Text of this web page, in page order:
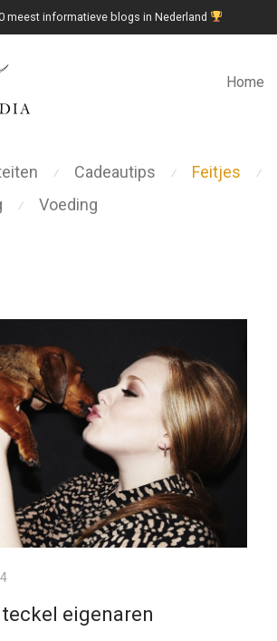
meest informatieve blogs in Nederland
Home
⁄ Cadeautips ⁄ Feitjes ⁄
⁄ Voeding
eigenaren